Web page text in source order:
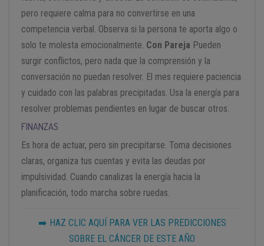
pero requiere calma para no convertirse en una
competencia verbal. Observa si la persona te aporta algo o
solo te molesta emocionalmente. Con Pareja Pueden
surgir conflictos, pero nada que la comprensión y la
conversación no puedan resolver. El mes requiere paciencia
y cuidado con las palabras precipitadas. Usa la energía para
resolver problemas pendientes en lugar de buscar otros.
FINANZAS
Es hora de actuar, pero sin precipitarse. Toma decisiones
claras, organiza tus cuentas y evita las deudas por
impulsividad. Cuando canalizas la energía hacia la
planificación, todo marcha sobre ruedas.
➡️ HAZ CLIC AQUÍ PARA VER LAS PREDICCIONES
SOBRE EL CÁNCER DE ESTE AÑO